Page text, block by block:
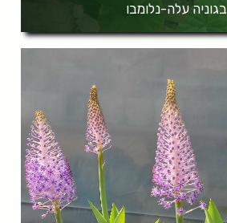
בגוניה עלה-נלומבו